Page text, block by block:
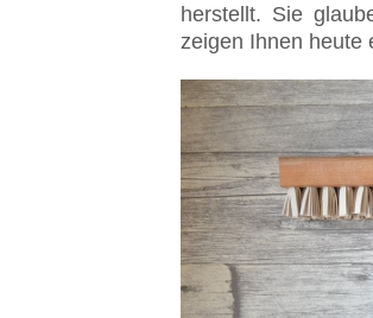
herstellt. Sie
zeigen Ihnen heute